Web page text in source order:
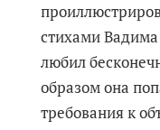
стихами
любил
образом она
требования к